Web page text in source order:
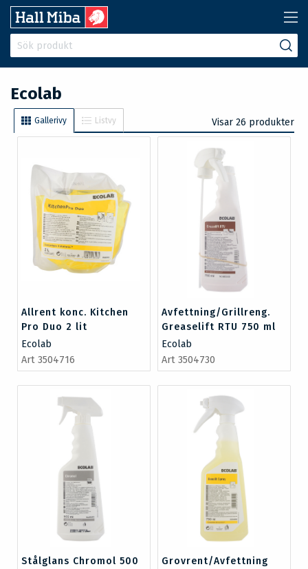
Ecolab
Gallerivy Listvy Visar 26 produkter
Allrent konc. Kitchen
Pro Duo 2 lit
Ecolab
Art 3504716
Avfettning/Grillreng.
Greaselift RTU 750 ml
Ecolab
Art 3504730
Stålglans Chromol 500
Grovrent/Avfettning